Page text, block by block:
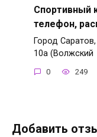
Спортивный
телефон,
Город
10а (Волжский
0 249
Добавить